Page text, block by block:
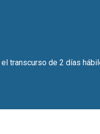
transcurso de 2 días